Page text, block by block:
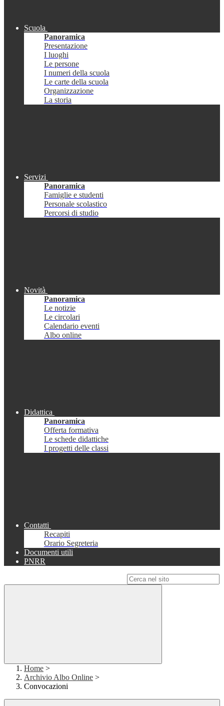
Scuola
Panoramica
Presentazione
I luoghi
Le persone
I numeri della scuola
Le carte della scuola
Organizzazione
La storia
Servizi
Panoramica
Famiglie e studenti
Personale scolastico
Percorsi di studio
Novità
Panoramica
Le notizie
Le circolari
Calendario eventi
Albo online
Didattica
Panoramica
Offerta formativa
Le schede didattiche
I progetti delle classi
Contatti
Recapiti
Orario Segreteria
Documenti utili
PNRR
Home >
Archivio Albo Online >
Convocazioni